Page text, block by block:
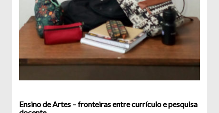
Ensino de Artes – fronteiras entre currículo e pesquisa